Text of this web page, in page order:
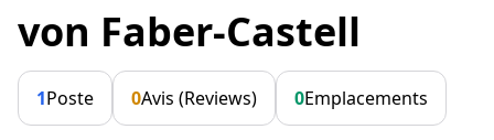
von Faber-Castell
1Poste 0Avis (Reviews) 0Emplacements